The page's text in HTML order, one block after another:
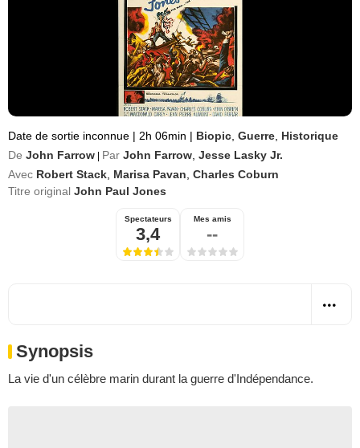
Date de sortie inconnue | 2h 06min | Biopic Guerre Historique
De John Farrow Par John Farrow Jesse Lasky Jr.
Avec Robert Stack Marisa Pavan Charles Coburn
Titre original John Paul Jones
Spectateurs
3,4
Mes amis
--
Synopsis
La vie d'un célèbre marin durant la guerre d'Indépendance.